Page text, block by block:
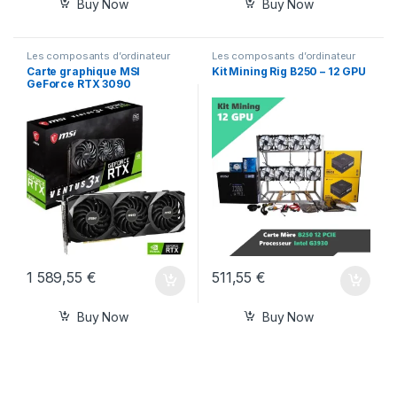
Buy Now Buy Now
Les composants d’ordinateur
Carte graphique MSI
GeForce RTX 3090
1 589,55 €
Buy Now
Les composants d’ordinateur
Kit Mining Rig B250 – 12 GPU
511,55€
Buy Now